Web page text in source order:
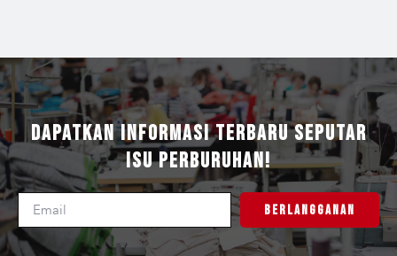
Dapatkan Informasi Terbaru Seputar
Isu Perburuhan!
Berlangganan